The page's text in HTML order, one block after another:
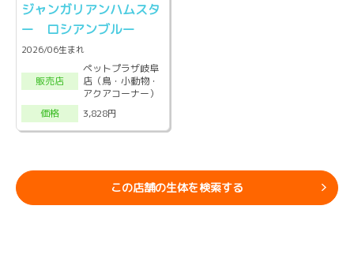
ジャンガリアンハムスタ
ー ロシアンブルー
2026/06生まれ
販売店
ペットプラザ岐阜
店（鳥・小動物・
アクアコーナー）
価格
3,828円
この店舗の生体を検索する